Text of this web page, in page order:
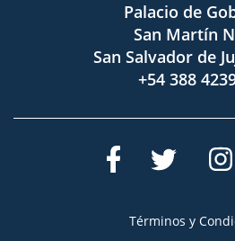
Palacio de
San Martín
San Salvador de
+54 388
Términos y